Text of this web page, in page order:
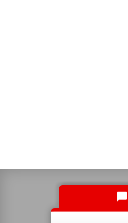
chat_bubble